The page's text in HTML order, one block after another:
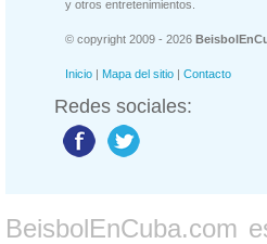
y otros entretenimientos.
© copyright 2009 - 2026
Inicio | Mapa del sitio | Contacto
Redes sociales:
BeisbolEnCuba.com